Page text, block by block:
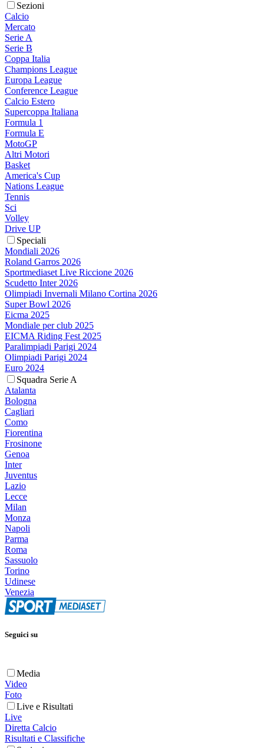
Sezioni
Calcio
Mercato
Serie A
Serie B
Coppa Italia
Champions League
Europa League
Conference League
Calcio Estero
Supercoppa Italiana
Formula 1
Formula E
MotoGP
Altri Motori
Basket
America's Cup
Nations League
Tennis
Sci
Volley
Drive UP
Speciali
Mondiali 2026
Roland Garros 2026
Sportmediaset Live Riccione 2026
Scudetto Inter 2026
Olimpiadi Invernali Milano Cortina 2026
Super Bowl 2026
Eicma 2025
Mondiale per club 2025
EICMA Riding Fest 2025
Paralimpiadi Parigi 2024
Olimpiadi Parigi 2024
Euro 2024
Squadra Serie A
Atalanta
Bologna
Cagliari
Como
Fiorentina
Frosinone
Genoa
Inter
Juventus
Lazio
Lecce
Milan
Monza
Napoli
Parma
Roma
Sassuolo
Torino
Udinese
Venezia
Seguici su
Media
Video
Foto
Live e Risultati
Live
Diretta Calcio
Risultati e Classifiche